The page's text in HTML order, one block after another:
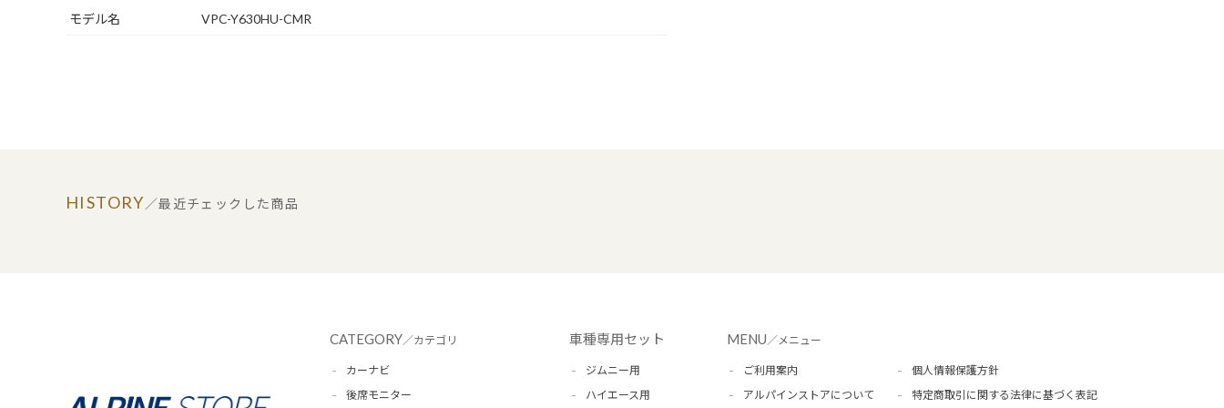
モデル名 VPC-Y630HU-CMR
HISTORY／最近チェックした商品
CATEGORY／カテゴリ
カーナビ
後席モニター
車種専用セット
ジムニー用
ハイエース用
MENU／メニュー
ご利用案内
アルパインストアについて
個人情報保護方針
特定商取引に関する法律に基づく表記